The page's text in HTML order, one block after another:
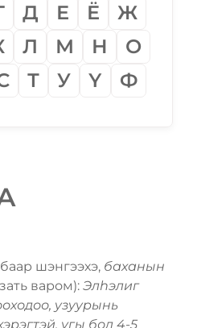
Д Е Ё
Ж
Л М Н
О
Т У Ү Ф
шэнгээхэ, баханын
варом): Элһэлиг
узуурынь
үгы бол 4-5